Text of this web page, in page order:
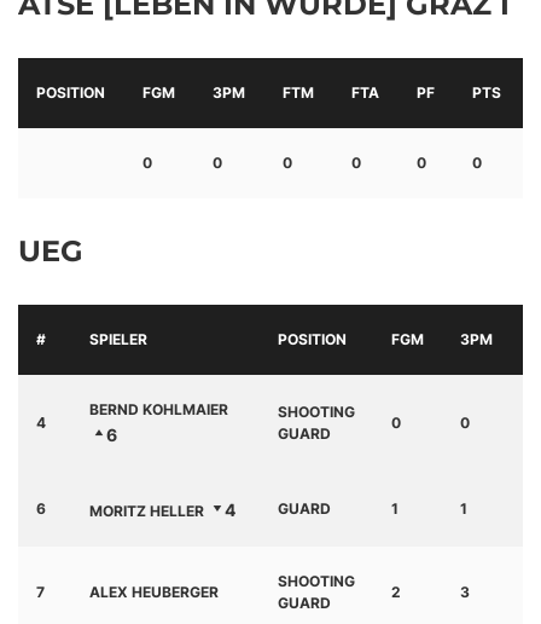
POSITION FGM 3PM FTM FTA PF PTS
0 0 0 0 0 0
UEG
# SPIELER POSITION FGM 3PM
4
BERND KOHLMAIER
6
SHOOTING
GUARD
0 0
6 MORITZ HELLER 4 GUARD 1 1
7 ALEX HEUBERGER
SHOOTING
GUARD
2 3